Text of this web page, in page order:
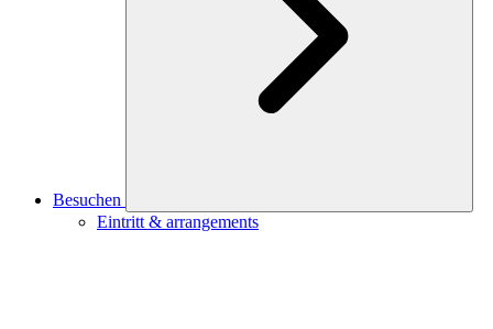
Besuchen
Eintritt & arrangements